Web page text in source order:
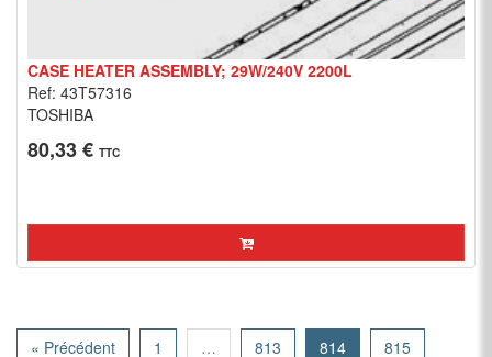
CASE HEATER ASSEMBLY; 29W/240V 2200L
Ref: 43T57316
TOSHIBA
80,33 € TTC
« Précédent 1 … 813 814
815